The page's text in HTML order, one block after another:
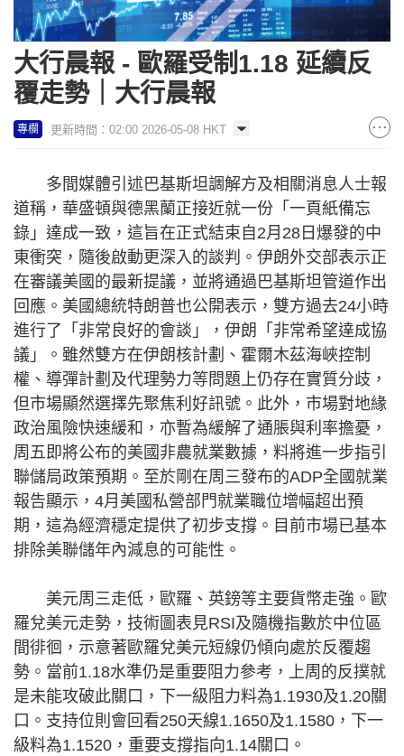
大行晨報 - 歐羅受制1.18 延續反
覆走勢｜大行晨報
專欄 更新時間：02:00 2026-05-08 HKT
多間媒體引述巴基斯坦調解方及相關消息人士報
道稱，華盛頓與德黑蘭正接近就一份「一頁紙備忘
錄」達成一致，這旨在正式結束自2月28日爆發的中
東衝突，隨後啟動更深入的談判。伊朗外交部表示正
在審議美國的最新提議，並將通過巴基斯坦管道作出
回應。美國總統特朗普也公開表示，雙方過去24小時
進行了「非常良好的會談」，伊朗「非常希望達成協
議」。雖然雙方在伊朗核計劃、霍爾木茲海峽控制
權、導彈計劃及代理勢力等問題上仍存在實質分歧，
但市場顯然選擇先聚焦利好訊號。此外，市場對地緣
政治風險快速緩和，亦暫為緩解了通脹與利率擔憂，
周五即將公布的美國非農就業數據，料將進一步指引
聯儲局政策預期。至於剛在周三發布的ADP全國就業
報告顯示，4月美國私營部門就業職位增幅超出預
期，這為經濟穩定提供了初步支撐。目前市場已基本
排除美聯儲年內減息的可能性。
美元周三走低，歐羅、英鎊等主要貨幣走強。歐
羅兌美元走勢，技術圖表見RSI及隨機指數於中位區
間徘徊，示意著歐羅兌美元短線仍傾向處於反覆趨
勢。當前1.18水準仍是重要阻力參考，上周的反撲就
是未能攻破此關口，下一級阻力料為1.1930及1.20關
口。支持位則會回看250天線1.1650及1.1580，下一
級料為1.1520，重要支撐指向1.14關口。